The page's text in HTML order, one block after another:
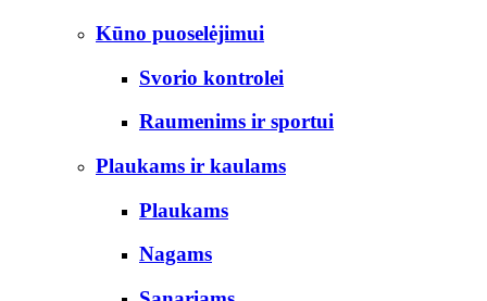
Kūno puoselėjimui
Svorio kontrolei
Raumenims ir sportui
Plaukams ir kaulams
Plaukams
Nagams